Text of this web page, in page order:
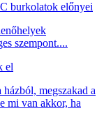
burkolatok előnyei
szempont....
el
megszakad a
mi van akkor, ha